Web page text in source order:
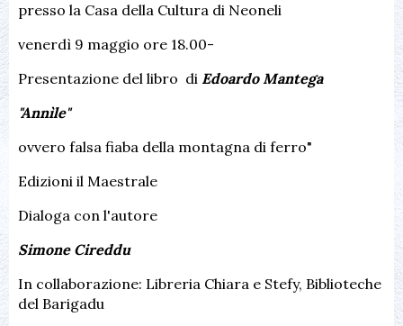
presso la Casa della Cultura di Neoneli
venerdì 9 maggio ore 18.00-
Presentazione del libro di Edoardo Mantega
"Annìle"
ovvero falsa fiaba della montagna di ferro"
Edizioni il Maestrale
Dialoga con l'autore
Simone Cireddu
In collaborazione: Libreria Chiara e Stefy, Biblioteche
del Barigadu